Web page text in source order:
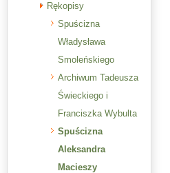
Rękopisy
Spuścizna
Władysława
Smoleńskiego
Archiwum Tadeusza
Świeckiego i
Franciszka Wybulta
Spuścizna
Aleksandra
Macieszy